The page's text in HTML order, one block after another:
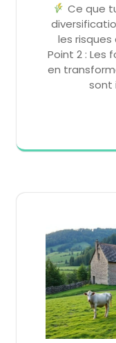
Ce que
les risques
Point 2 : Les
en
sont